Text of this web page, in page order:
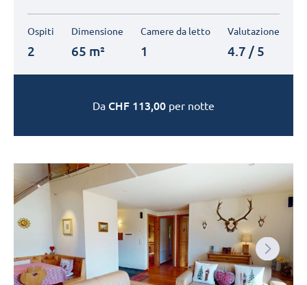
Ospiti
2
Dimensione
65 m²
Camere da letto
1
Valutazione
4.7 / 5
Da CHF 113,00 per notte
Next